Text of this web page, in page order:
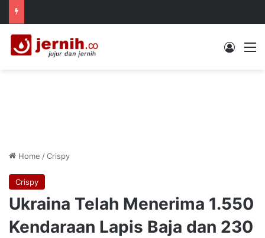
Log In
Home /Crispy
Crispy
Ukraina Telah Menerima 1.550
Kendaraan Lapis Baja dan 230